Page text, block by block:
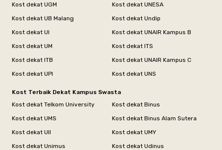
Kost dekat UGM
Kost dekat UNESA
Kost dekat UB Malang
Kost dekat Undip
Kost dekat UI
Kost dekat UNAIR Kampus B
Kost dekat UM
Kost dekat ITS
Kost dekat ITB
Kost dekat UNAIR Kampus C
Kost dekat UPI
Kost dekat UNS
Kost Terbaik Dekat Kampus Swasta
Kost dekat Telkom University
Kost dekat Binus
Kost dekat UMS
Kost dekat Binus Alam Sutera
Kost dekat UII
Kost dekat UMY
Kost dekat Unimus
Kost dekat Udinus